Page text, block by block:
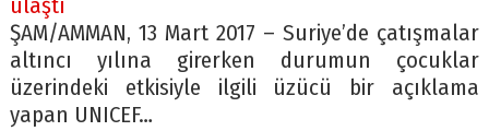
ulaştı
ŞAM/AMMAN, 13 Mart 2017 – Suriye’de çatışmalar
altıncı yılına girerken durumun çocuklar
üzerindeki etkisiyle ilgili üzücü bir açıklama
yapan UNICEF…